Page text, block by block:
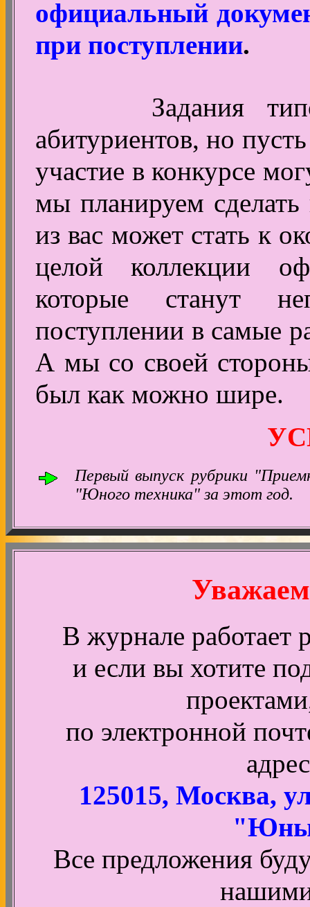
официальный
при поступлении.
Задания
абитуриентов, но
участие в конкурсе
мы планируем
из вас может стать к
целой коллекции
которые станут
поступлении в самые
А мы со своей
был как можно шире.
Первый выпуск рубрики
"Юного техника" за этот год.
В журнале работает
и если вы хотите
по электронной
125015, Москва,
Все предложения